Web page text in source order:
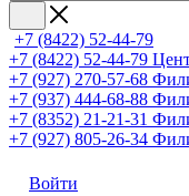
+7 (8422) 52-44-79
+7 (8422) 52-44-79
+7 (927) 270-57-68
+7 (937) 444-68-88
+7 (8352) 21-21-31
+7 (927) 805-26-34
Войти